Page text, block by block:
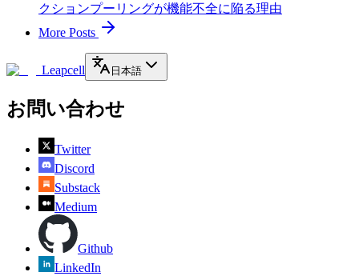
クションプーリングが機能不全に陥る理由
More Posts
Leapcell 日本語
お問い合わせ
Twitter
Discord
Substack
Medium
Github
LinkedIn